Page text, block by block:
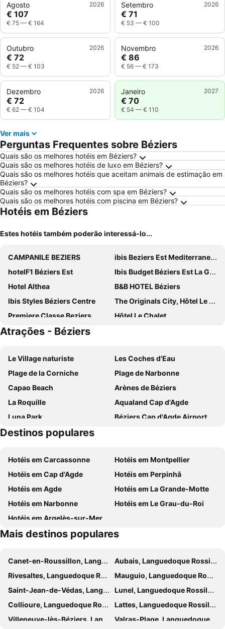
Agosto 2026
€ 107
€ 75 — € 164
Setembro 2026
€ 71
€ 53 — € 100
Outubro 2026
€ 72
€ 52 — € 103
Novembro 2026
€ 86
€ 56 — € 173
Dezembro 2026
€ 72
€ 62 — € 104
Janeiro 2027
€ 70
€ 54 — € 110
Ver mais
Perguntas Frequentes sobre Béziers
Quais são os melhores hotéis em Béziers?
Quais são os melhores hotéis de luxo em Béziers?
Quais são os melhores hotéis que aceitam animais de estimação em
Béziers?
Quais são os melhores hotéis com spa em Béziers?
Quais são os melhores hotéis com piscina em Béziers?
Hotéis em Béziers
Estes hotéis também poderão interessá-lo...
CAMPANILE BEZIERS
ibis Beziers Est Mediterranee A9/A75
hotelF1 Béziers Est
Ibis Budget Béziers Est La Giniesse
Hotel Althea
B&B HOTEL Béziers
Ibis Styles Béziers Centre
The Originals City, Hôtel Le Pavillon, Béziers Est
Premiere Classe Beziers
Hôtel Le Chalet
Hôtel Impérator
Hôtel Paul Riquet
Casa du sud
Ptit Dej-Hotel B Ziers Est
Domaine Denserune
Hotel De La Plage
Hotel Mira-Mar
Hôtel In Situ
Hôtel de la Mer
Le Manteau Bleu
The Originals Access, Hôtel Béziers Est
hotel Las Cigalas
Atrações - Béziers
Le Village naturiste
Les Coches d'Eau
Plage de la Corniche
Plage de Narbonne
Capao Beach
Arènes de Béziers
La Roquille
Aqualand Cap d'Agde
Luna Park
Béziers Cap d'Agde Airport
Amphoralis - Musée des potiers gallo-romains
Lac du Salagou
Les Allées Paul Riquet
Chapel of the Blue Penitents
La Feria de Béziers
Le patio
Eglise de la Madeleine
Cathédrale Saint Nazaire
Pont Vieux
Les 9 Ecluses Fonseranes
L'Avant-port - L'Ile des pêcheurs
La Cigalière
Les Falaises
Le Port
Dinopark
Destinos populares
Hotéis em Carcassonne
Hotéis em Montpellier
Hotéis em Cap d'Agde
Hotéis em Perpinhã
Hotéis em Agde
Hotéis em La Grande-Motte
Hotéis em Narbonne
Hotéis em Le Grau-du-Roi
Hotéis em Argelès-sur-Mer
Mais destinos populares
Canet-en-Roussillon, Languedoque Rossilhão Hotéis
Aubais, Languedoque Rossilhão Hotéis
Rivesaltes, Languedoque Rossilhão Hotéis
Mauguio, Languedoque Rossilhão Hotéis
Saint-Jean-de-Védas, Languedoque Rossilhão Hotéis
Lunel, Languedoque Rossilhão Hotéis
Collioure, Languedoque Rossilhão Hotéis
Lattes, Languedoque Rossilhão Hotéis
Villeneuve-lès-Béziers, Languedoque Rossilhão Hotéis
Valras-Plage, Languedoque Rossilhão Hotéis